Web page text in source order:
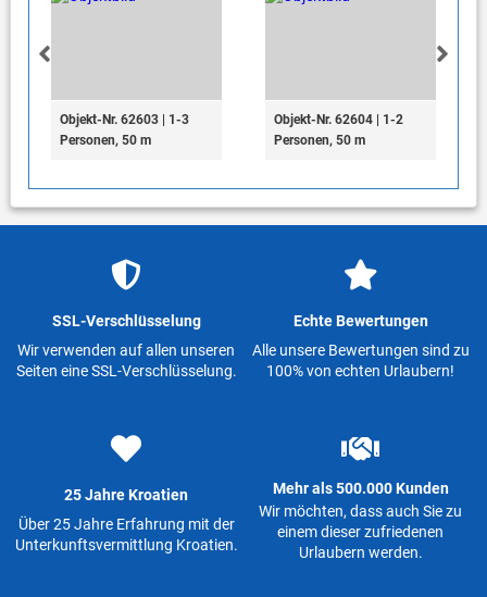
Objekt-Nr. 62603 | 1-3
Personen, 50 m
Objekt-Nr. 62604 | 1-2
Personen, 50 m
SSL-Verschlüsselung
Wir verwenden auf allen unseren
Seiten eine SSL-Verschlüsselung.
Echte Bewertungen
Alle unsere Bewertungen sind zu
100% von echten Urlaubern!
25 Jahre Kroatien
Über 25 Jahre Erfahrung mit der
Unterkunftsvermittlung Kroatien.
Mehr als 500.000 Kunden
Wir möchten, dass auch Sie zu
einem dieser zufriedenen
Urlaubern werden.